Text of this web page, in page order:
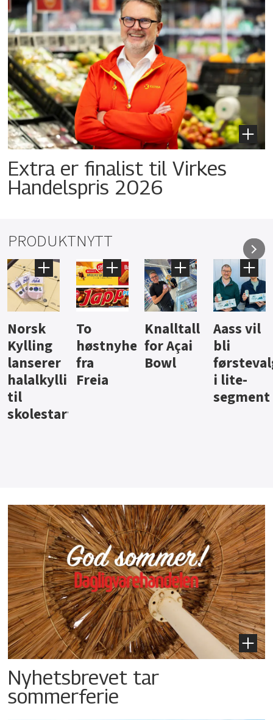
Extra er finalist til Virkes
Handelspris 2026
PRODUKTNYTT
Knalltall
for Açai
Bowl
Aass vil
bli
førstevalg
i lite-
Brus og
jus fra
Berentsen
Hard
iste fra
Hansa
Nyhetsbrevet tar
sommerferie